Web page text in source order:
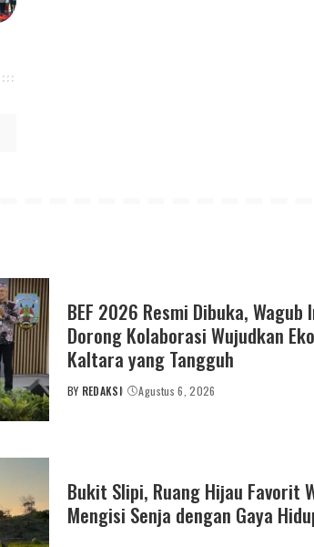
BEF 2026 Resmi Dibuka, Wagub
Dorong Kolaborasi Wujudkan
Kaltara yang Tangguh
POSTED
BY REDAKSI Agustus 6, 2026
Bukit Slipi, Ruang Hijau Favorit
Mengisi Senja dengan Gaya